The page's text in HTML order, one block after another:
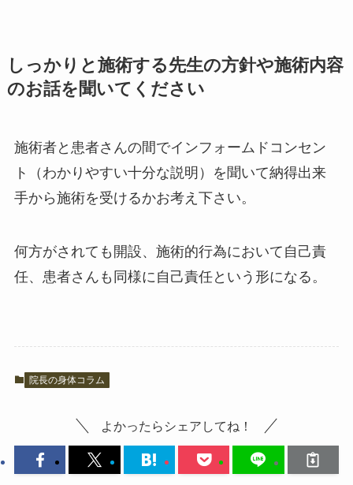
しっかりと施術する先生の方針や施術内容
のお話を聞いてください
施術者と患者さんの間でインフォームドコンセン
ト（わかりやすい十分な説明）を聞いて納得出来
手から施術を受けるかお考え下さい。
何方がされても開設、施術的行為において自己責
任、患者さんも同様に自己責任という形になる。
院長の身体コラム
よかったらシェアしてね！